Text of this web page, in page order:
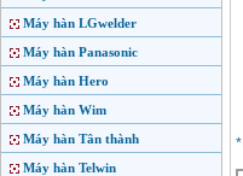
Máy hàn LGwelder
Máy hàn Panasonic
Máy hàn Hero
Máy hàn Wim
Máy hàn Tân thành
Máy hàn Telwin
*